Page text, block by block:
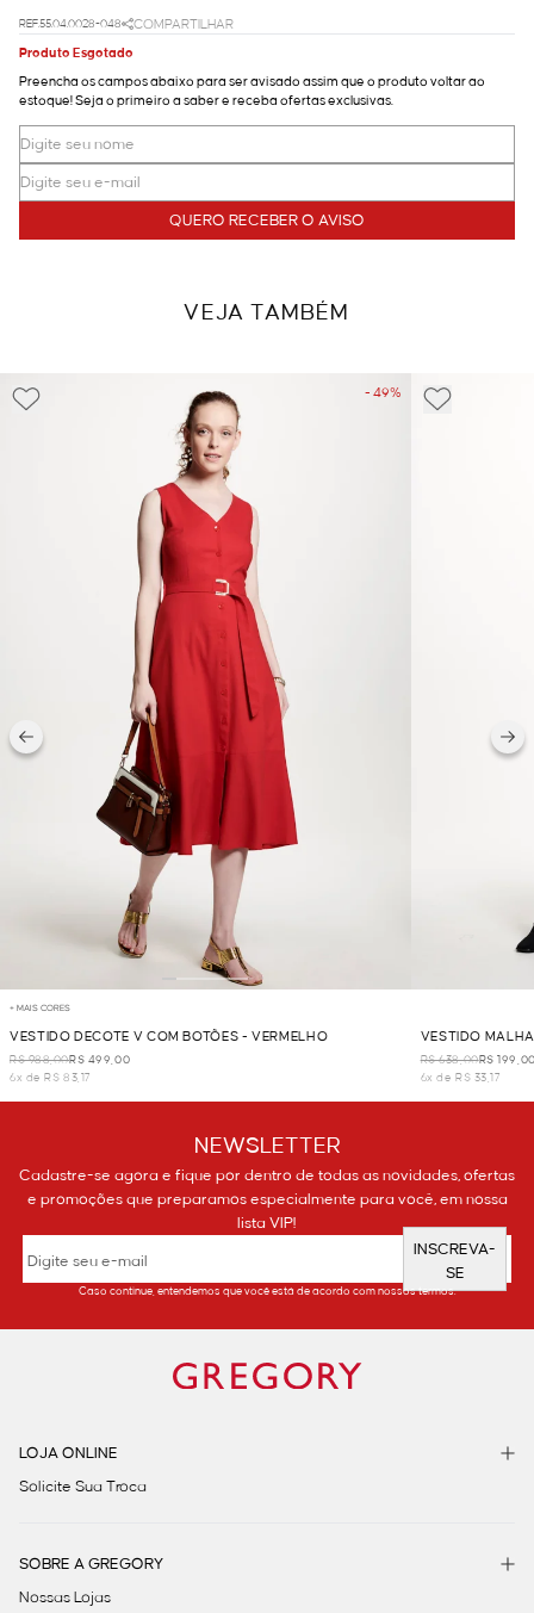
REF.55.04.0028-048
COMPARTILHAR
Produto Esgotado
Preencha os campos abaixo para ser avisado assim que o produto voltar ao
estoque! Seja o primeiro a saber e receba ofertas exclusivas.
QUERO RECEBER O AVISO
VEJA TAMBÉM
- 49%
+ MAIS CORES
VESTIDO DECOTE V COM BOTÕES - VERMELHO
R$ 988,00R$ 499,00
6x de R$ 83,17
VESTIDO
R$ 638,00R$
6x de R$ 33,17
NEWSLETTER
Cadastre-se agora e fique por dentro de todas as novidades, ofertas
e promoções que preparamos especialmente para você, em nossa
lista VIP!
INSCREVA-
SE
Caso continue, entendemos que você está de acordo com nossos termos.
LOJA ONLINE
Solicite Sua Troca
SOBRE A GREGORY
Nossas Lojas